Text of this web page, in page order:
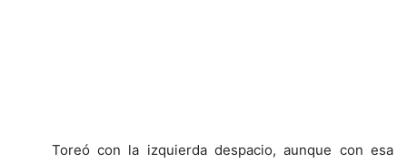
Toreó con la izquierda despacio, aunque con esa